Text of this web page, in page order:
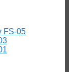
FS-05